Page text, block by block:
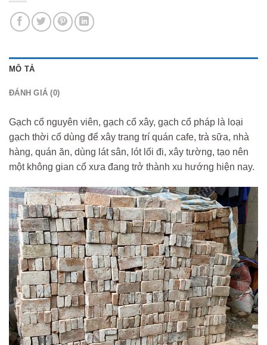
MÔ TẢ
ĐÁNH GIÁ (0)
Gạch cổ nguyên viên, gạch cổ xây, gạch cổ pháp là loại
gạch thời cổ dùng để xây trang trí quán cafe, trà sữa, nhà
hàng, quán ăn, dùng lát sân, lót lối đi, xây tường, tạo nên
một không gian cổ xưa đang trở thành xu hướng hiện nay.